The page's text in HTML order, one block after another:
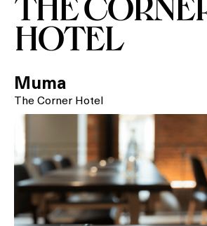
SPAS
Activitats
On?
HOTEL
Muma
The Corner Hotel